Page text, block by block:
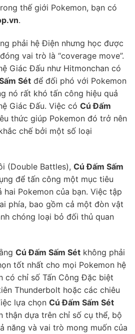
thế giới Pokemon, bạn có
.
phải hệ Điện nhưng học được
vai trò là “coverage move”.
Giác Đấu như Hitmonchan có
Sét để đối phó với Pokemon
nó rất khó tấn công hiệu quả
Giác Đấu. Việc có Cú Đấm
thức giúp Pokemon đó trở nên
chế bởi một số loại
(Double Battles), Cú Đấm Sấm
để tấn công một mục tiêu
hai Pokemon của bạn. Việc tập
phía, bao gồm cả một đòn vật
chóng loại bỏ đối thủ quan
Cú Đấm Sấm Sét không phải
tốt nhất cho mọi Pokemon hệ
có chỉ số Tấn Công Đặc biệt
Thunderbolt hoặc các chiêu
lựa chọn Cú Đấm Sấm Sét
thận dựa trên chỉ số cụ thể, bộ
năng và vai trò mong muốn của